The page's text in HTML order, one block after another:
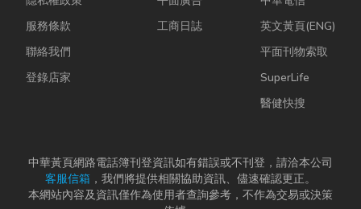
服務條款
聯絡我們
登錄店家
工商日誌
英文黃頁(ENG)
平面刊物索取
SuperLife
醫健快搜
中華黃頁網路電話簿刊登資訊如有錯誤或不刊登，請洽本公司
客服信箱 ，我們將提供相關協助資訊、儘速確認更正。
本網站內容及資訊僅作為使用者查詢參考，不作為交易或決策